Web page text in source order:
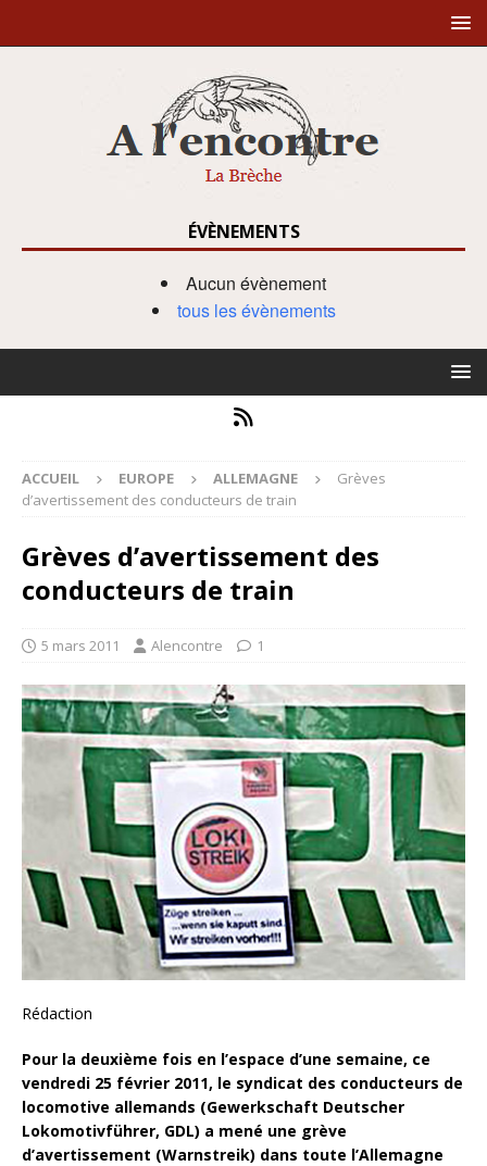
ÉVÈNEMENTS
Aucun évènement
tous les évènements
ACCUEIL EUROPE ALLEMAGNE
Grèves
d’avertissement des conducteurs de train
Grèves d’avertissement des
conducteurs de train
5 mars 2011 Alencontre 1
Rédaction
Pour la deuxième fois en l’espace d’une semaine, ce
vendredi 25 février 2011, le syndicat des conducteurs de
locomotive allemands (Gewerkschaft Deutscher
Lokomotivführer, GDL) a mené une grève
d’avertissement (Warnstreik) dans toute l’Allemagne